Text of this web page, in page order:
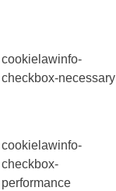
cookielawinfo-
checkbox-necessary
cookielawinfo-
checkbox-
performance